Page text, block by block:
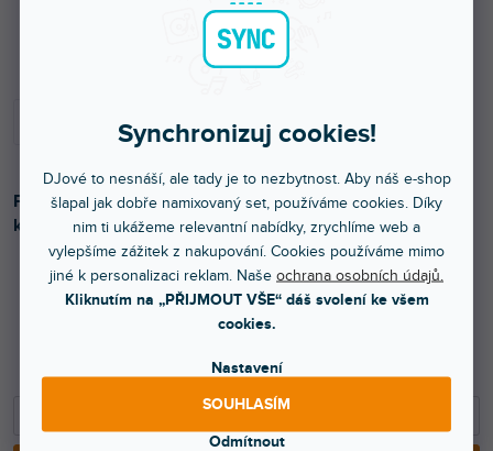
Synchronizuj cookies!
DJové to nesnáší, ale tady je to nezbytnost. Aby náš e-shop
šlapal jak dobře namixovaný set, používáme cookies. Díky
nim ti ukážeme relevantní nabídky, zrychlíme web a
vylepšíme zážitek z nakupování. Cookies používáme mimo
jiné k personalizaci reklam. Naše ochrana osobních údajů.
Kliknutím na „PŘIJMOUT VŠE“ dáš svolení ke všem
cookies.
Nastavení
Odmítnout
SOUHLASÍM
Skladem na prodejně
Party Bar se 2 Wash světelnými efekty a 2 paprskovými
koulemi.